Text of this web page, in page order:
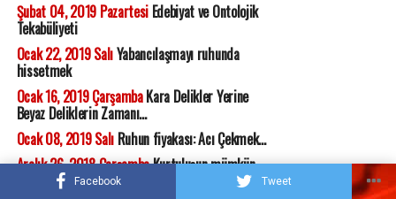
Facebook Tweet
Şubat 04, 2019 PazartesiEdebiyat ve Ontolojik
Tekabüliyeti
Ocak 22, 2019 SalıYabancılaşmayı ruhunda
hissetmek
Ocak 16, 2019 ÇarşambaKara Delikler Yerine
Beyaz Deliklerin Zamanı...
Ocak 08, 2019 SalıRuhun fiyakası: Acı Çekmek...
Aralık 26, 2018 ÇarşambaKurtuluşun mümkün